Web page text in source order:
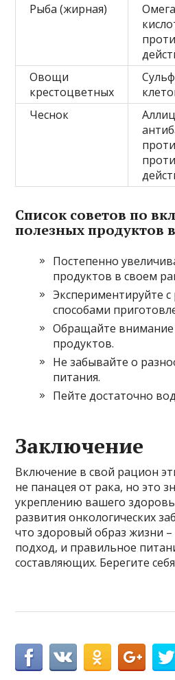
Рыба (жирная)
Овощи
крестоцветных
Чеснок
Список советов по
полезных продуктов
Постепенно
продуктов в своем
Экспериментируйте
способами
Обращайте внимание
продуктов.
Не забывайте о
питания.
Пейте достаточно
Заключение
Включение в свой рацион
не панацея от рака, но это
укреплению вашего
развития онкологических
что здоровый образ жизни
подход, и правильное
составляющих. Берегите